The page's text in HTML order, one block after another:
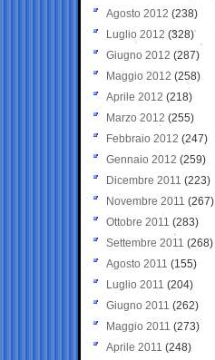
Agosto 2012 (238)
Luglio 2012 (328)
Giugno 2012 (287)
Maggio 2012 (258)
Aprile 2012 (218)
Marzo 2012 (255)
Febbraio 2012 (247)
Gennaio 2012 (259)
Dicembre 2011 (223)
Novembre 2011 (267)
Ottobre 2011 (283)
Settembre 2011 (268)
Agosto 2011 (155)
Luglio 2011 (204)
Giugno 2011 (262)
Maggio 2011 (273)
Aprile 2011 (248)